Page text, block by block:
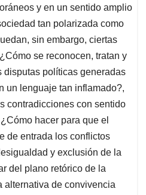
y en un sentido amplio
tan polarizada como
sin embargo, ciertas
se reconocen, tratan y
disputas políticas generadas
un lenguaje tan inflamado?,
contradicciones con sentido
hacer para que el
de entrada los conflictos
y exclusión de la
del plano retórico de la
alternativa de convivencia